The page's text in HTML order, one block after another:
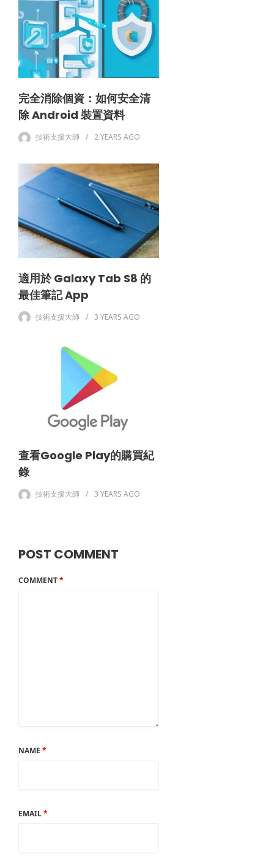
完全消除個資：如何安全清
除 Android 裝置資料
技術支援大師 2 YEARS AGO
適用於 Galaxy Tab S8 的
最佳筆記 App
技術支援大師 3 YEARS AGO
查看Google Play的購買紀
錄
技術支援大師 3 YEARS AGO
POST COMMENT
COMMENT*
NAME *
EMAIL*